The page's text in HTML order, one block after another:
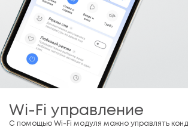
Wi-Fi управление
С помощью Wi-Fi модуля можно управлять